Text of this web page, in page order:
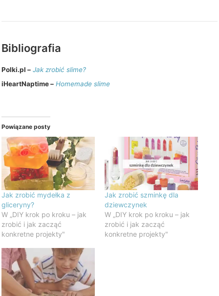
Bibliografia
Polki.pl – Jak zrobić slime?
iHeartNaptime – Homemade slime
Powiązane posty
Jak zrobić mydełka z
gliceryny?
W „DIY krok po kroku – jak
zrobić i jak zacząć
konkretne projekty"
Jak zrobić szminkę dla
dziewczynek
W „DIY krok po kroku – jak
zrobić i jak zacząć
konkretne projekty"